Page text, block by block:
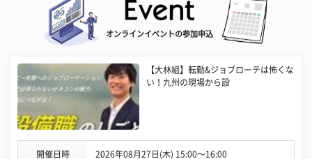
オンラインイベントの参加申込
【大林組】転勤&ジョブローテは怖くな
い！九州の現場から設
開催日時 2026年08月27日(木) 15:00〜16:00